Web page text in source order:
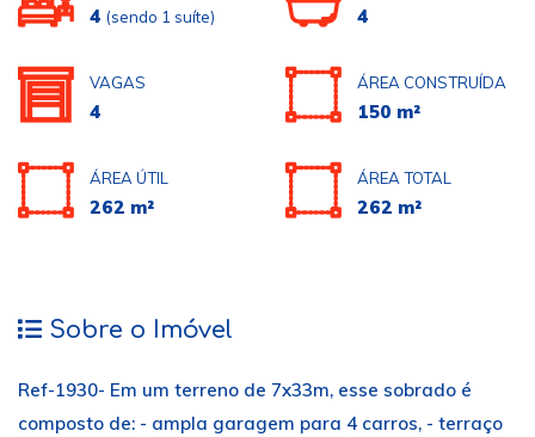
4 (sendo 1 suíte) 4
VAGAS
4
ÁREA CONSTRUÍDA
150 m²
ÁREA ÚTIL
262 m²
ÁREA TOTAL
262 m²
Sobre o Imóvel
Ref-1930- Em um terreno de 7x33m, esse sobrado é
composto de: - ampla garagem para 4 carros, - terraço